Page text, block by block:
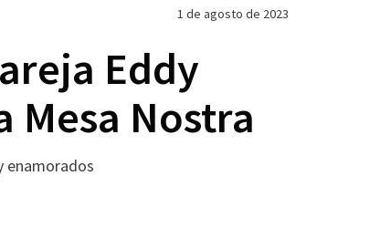
1 de agosto de 2023
Eddy
Mesa Nostra
enamorados